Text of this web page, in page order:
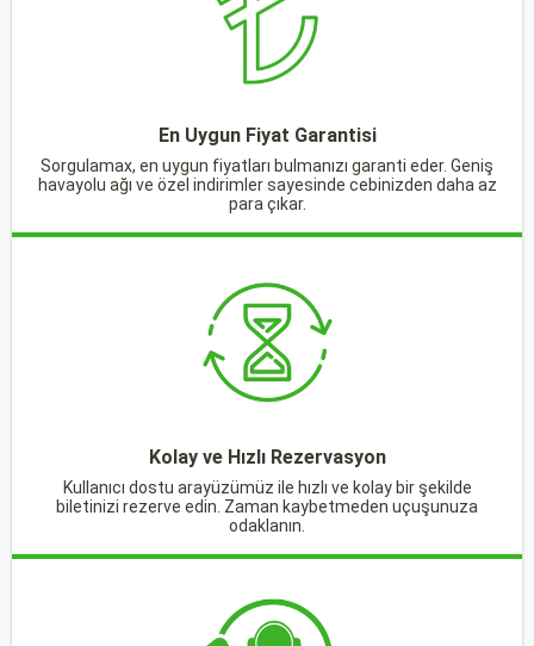
En Uygun Fiyat Garantisi
Sorgulamax, en uygun fiyatları bulmanızı garanti eder. Geniş
havayolu ağı ve özel indirimler sayesinde cebinizden daha az
para çıkar.
Kolay ve Hızlı Rezervasyon
Kullanıcı dostu arayüzümüz ile hızlı ve kolay bir şekilde
biletinizi rezerve edin. Zaman kaybetmeden uçuşunuza
odaklanın.